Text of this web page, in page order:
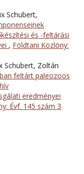
Schubert,
és -feltárási
, Földtani Közlöny:
Schubert, Zoltán
feltárt paleozoos
eredményei
Évf. 145 szám 3